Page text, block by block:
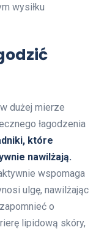
wysiłku
dużej mierze
łagodzenia
które
nawilżają.
wspomaga
ulgę, nawilżając
o
lipidową skóry,